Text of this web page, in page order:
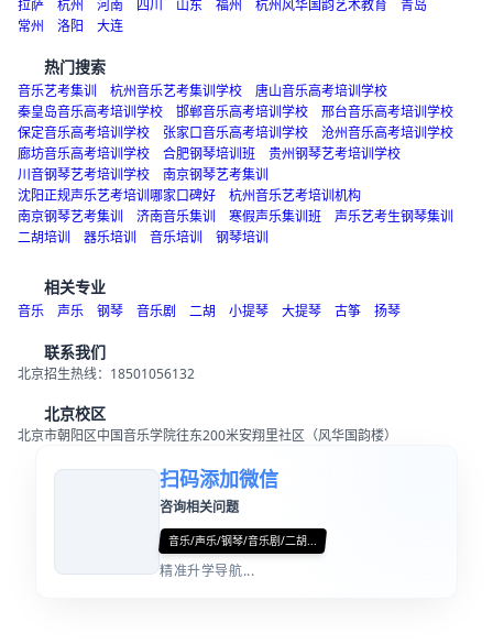
长沙
天津 内蒙古 南宁 贵州 甘肃 海口 西宁 乌鲁木齐
银川
拉萨
杭州 河南
洛阳 大连
热门搜索
音乐艺考集训 杭州音乐艺考集训学校
唐山音乐高考培训学校
秦皇岛音乐高考培训学校
邯郸音乐高考培训学校
邢台音乐高考培训学校
保定音乐高考培训学校
张家口音乐高考培训学校
沧州音乐高考培训学校
廊坊音乐高考培训学校
合肥钢琴培训班
贵州钢琴艺考培训学校
川音钢琴艺考培训学校
南京钢琴艺考集训
沈阳正规声乐艺考培训哪家口碑好
杭州音乐艺考培训机构
南京钢琴艺考集训
济南音乐集训 寒假声乐集训班
相关专业
声乐 钢琴
联系我们
北京招生热线：18501056132
北京校区
北京市朝阳区中国音乐学院往东200米安翔里社区（风华国韵楼）
扫码添加微信
咨询相关问题
音乐/声乐/钢琴/音乐剧/二胡...